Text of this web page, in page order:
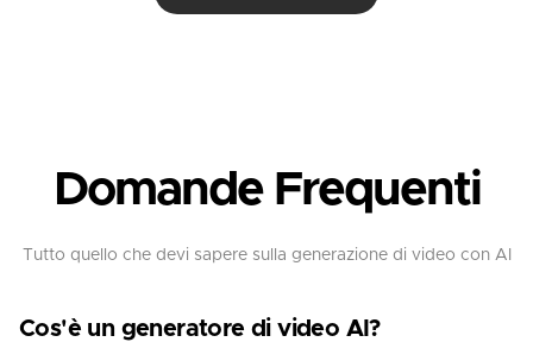
Domande Frequenti
Tutto quello che devi sapere sulla generazione di video con AI
Cos'è un generatore di video AI?